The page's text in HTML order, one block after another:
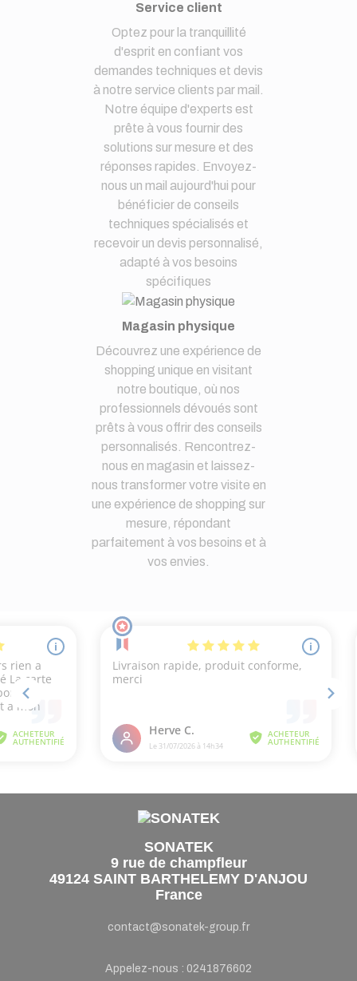
Service client
Optez pour la tranquillité
d'esprit en confiant vos
demandes techniques et devis
à notre service clients par mail.
Notre équipe d'experts est
prête à vous fournir des
solutions sur mesure et des
réponses rapides. Envoyez-
nous un mail aujourd'hui pour
bénéficier de conseils
techniques spécialisés et
recevoir un devis personnalisé,
adapté à vos besoins
spécifiques
Magasin physique
Découvrez une expérience de
shopping unique en visitant
notre boutique, où nos
professionnels dévoués sont
prêts à vous offrir des conseils
personnalisés. Rencontrez-
nous en magasin et laissez-
nous transformer votre visite en
une expérience de shopping sur
mesure, répondant
parfaitement à vos besoins et à
vos envies.
SONATEK
9 rue de champfleur
49124 SAINT BARTHELEMY D'ANJOU
France
contact@sonatek-group.fr
Appelez-nous : 0241876602